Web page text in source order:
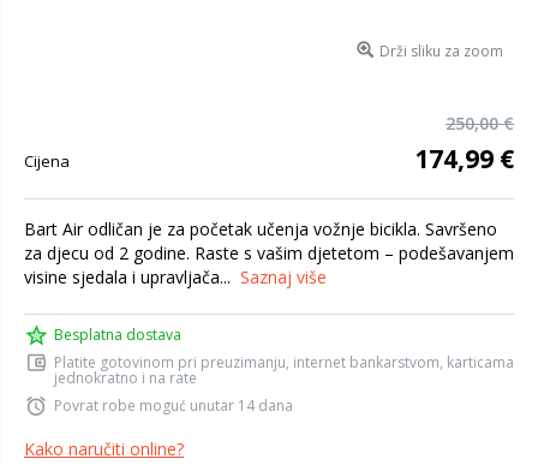
Drži sliku za zoom
250,00 €
Cijena 174,99 €
Bart Air odličan je za početak učenja vožnje bicikla. Savršeno
za djecu od 2 godine. Raste s vašim djetetom – podešavanjem
visine sjedala i upravljača... Saznaj više
Besplatna dostava
Platite gotovinom pri preuzimanju, internet bankarstvom, karticama
jednokratno i na rate
Povrat robe moguć unutar 14 dana
Kako naručiti online?